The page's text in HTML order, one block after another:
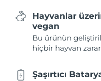
Hayvanlar
vegan
Bu ürünün
hiçbir hayvan
Şaşırtıcı